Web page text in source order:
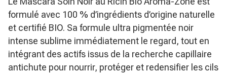
formulé avec 100 % d’ingrédients d’origine naturelle
et certifié BIO. Sa formule ultra pigmentée noir
intense sublime immédiatement le regard, tout en
intégrant des actifs issus de la recherche capillaire
antichute pour nourrir, protéger et redensifier les cils